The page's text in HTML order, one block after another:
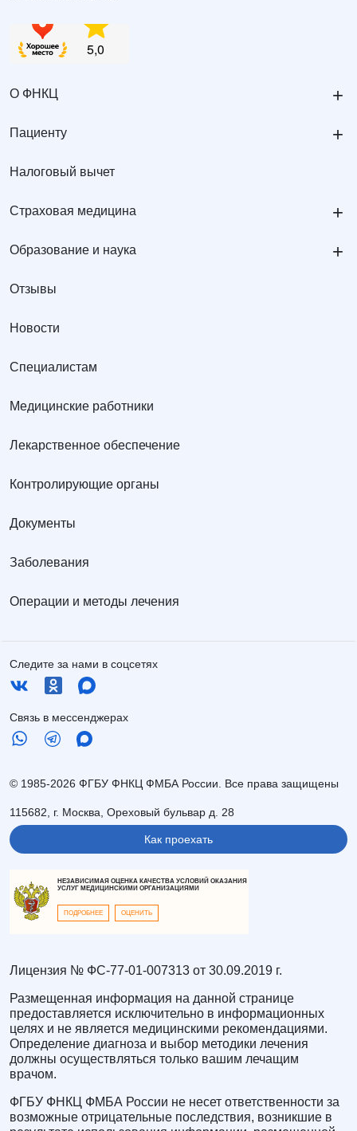
О ФНКЦ +
Пациенту +
Налоговый вычет
Страховая медицина +
Образование и наука +
Отзывы
Новости
Специалистам
Медицинские работники
Лекарственное обеспечение
Контролирующие органы
Документы
Заболевания
Операции и методы лечения
Следите за нами в соцсетях
Связь в мессенджерах
© 1985-2026 ФГБУ ФНКЦ ФМБА России. Все права защищены
115682, г. Москва, Ореховый бульвар д. 28
Как проехать
НЕЗАВИСИМАЯ ОЦЕНКА КАЧЕСТВА УСЛОВИЙ ОКАЗАНИЯ
УСЛУГ МЕДИЦИНСКИМИ ОРГАНИЗАЦИЯМИ
ПОДРОБНЕЕ ОЦЕНИТЬ
Лицензия № ФС-77-01-007313 от 30.09.2019 г.
Размещенная информация на данной странице
предоставляется исключительно в информационных
целях и не является медицинскими рекомендациями.
Определение диагноза и выбор методики лечения
должны осуществляться только вашим лечащим
врачом.
ФГБУ ФНКЦ ФМБА России не несет ответственности за
возможные отрицательные последствия, возникшие в